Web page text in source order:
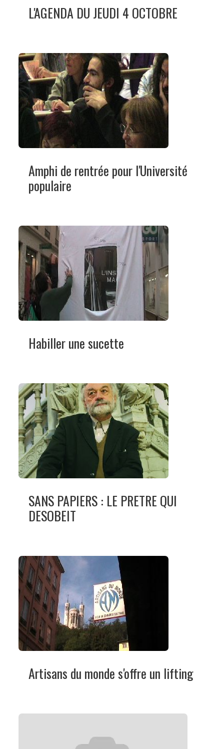
L'AGENDA DU JEUDI 4 OCTOBRE
Amphi de rentrée pour l'Université
populaire
Habiller une sucette
SANS PAPIERS : LE PRETRE QUI
DESOBEIT
Artisans du monde s'offre un lifting